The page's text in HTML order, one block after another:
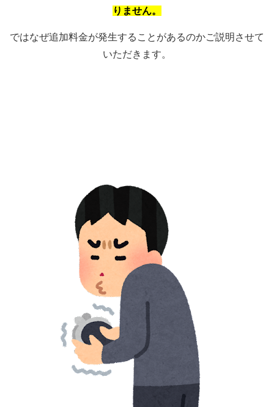
りません。
ではなぜ追加料金が発生することがあるのかご説明させて
いただきます。